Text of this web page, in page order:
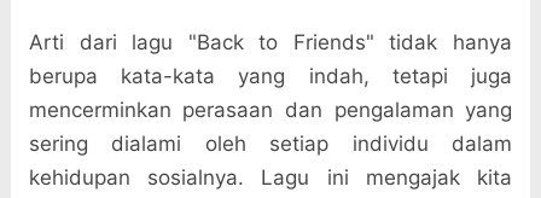
Arti dari lagu "Back to Friends" tidak hanya
berupa kata-kata yang indah, tetapi juga
mencerminkan perasaan dan pengalaman yang
sering dialami oleh setiap individu dalam
kehidupan sosialnya. Lagu ini mengajak kita